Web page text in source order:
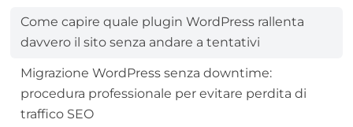
Come capire quale plugin WordPress rallenta
davvero il sito senza andare a tentativi
Migrazione WordPress senza downtime:
procedura professionale per evitare perdita di
traffico SEO